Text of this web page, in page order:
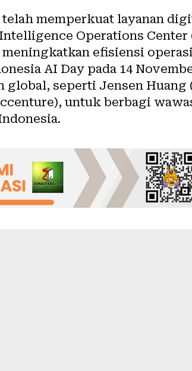
telah memperkuat layanan
Operations Center
efisiensi
AI Day pada 14
seperti Jensen Huang
untuk berbagi